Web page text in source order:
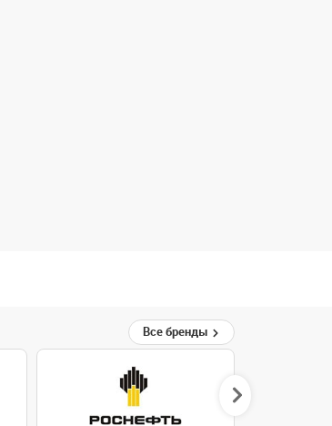
Все бренды